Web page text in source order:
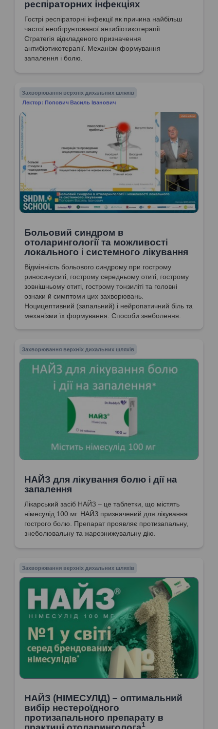
респіраторних інфекціях
Гострі респіраторні інфекції як причина найбільш
частої необгрунтованої антибіотикотерапії.
Стратегія відкладеного призначення
антибіотикотерапії. Механізм формування
запалення і болю.
Захворювання верхніх дихальних шляхів
Лектор: Попович Василь Іванович
Больовий синдром в
отоларингології та можливості
локального і системного лікування
Відмінність больового синдрому при гострому
риносинуситі, гострому середньому отиті, гострому
зовнішньому отиті, гострому тонзиліті та головні
ознаки й симптоми цих захворювань.
Ноцицептивний (запальний) і нейропатичний біль та
механізми їх формування. Способи знеболення.
Захворювання верхніх дихальних шляхів
НАЙЗ для лікування болю і дії на
запалення
Лікарський засіб НАЙЗ – це таблетки, що містять
німесулід 100 мг. НАЙЗ призначений для лікування
гострого болю. Препарат проявляє протизапальну,
знеболювальну та жарознижувальну дію.
Захворювання верхніх дихальних шляхів
НАЙЗ (НІМЕСУЛІД) – оптимальний
вибір нестероїдного
протизапального препарату в
1